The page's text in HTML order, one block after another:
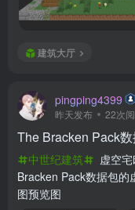
建筑大厅
pingping4399
昨天发布 22次
The Bracken Pack
中世纪建筑
虚空
Bracken Pack数据包的
图预览图